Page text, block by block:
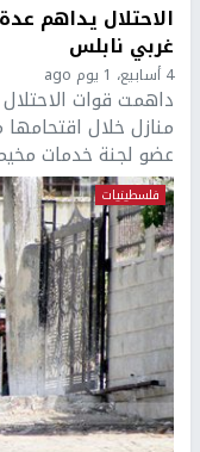
الاحتلال يداهم
غربي نابلس
4 أسابيع، 1 يوم ago
داهمت قوات الاحتلال
منازل خلال
عضو لجنة خدمات
فلسطينيات